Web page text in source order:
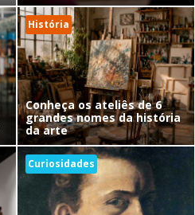
História
Conheça os ateliês de 6
grandes nomes da história
da arte
Curiosidades